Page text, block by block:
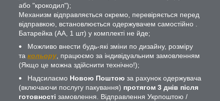
або "крокодил");
Механизм відправляється окремо, перевіряється перед
відправкою, встановлюється одержувачем самостійно .
Батарейка (АА, 1 шт) у комплекті не йде;
Можливо внести будь-які зміни по дизайну, розміру
та кольору , працюємо за індивідуальним замовленням
(Якщо це можна здійснити технічно!);
Надсилаємо Новою Поштою за рахунок одержувача
(включаючи послугу пакування) протягом 3 днів після
готовності замовлення. Відправлення Укрпоштою /